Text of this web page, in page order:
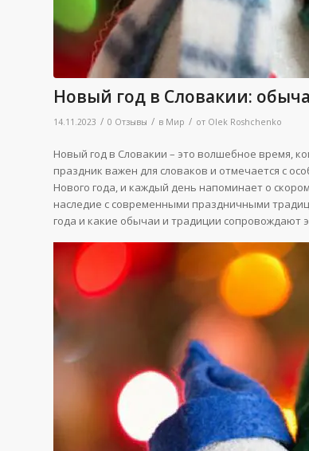
Новый год в Словакии:
14.11.2023 / 0 Отзывы / в Мир / от Olek Roshchenko
Новый год в Словакии – это волшебное время,
праздник важен для словаков и отмечается с
Нового года, и каждый день напоминает о
наследие с современными праздничными
года и какие обычаи и традиции сопровождают